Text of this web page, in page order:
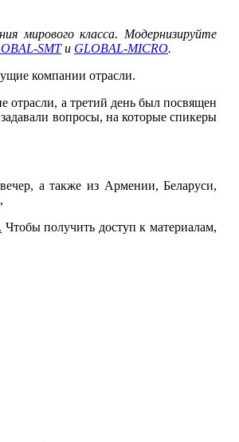
мирового класса. Модернизируйте
SMTи GLOBAL-MICRO.
компании отрасли.
отрасли, а третий день был посвящен
вопросы, на которые спикеры
а также из Армении, Беларуси,
Чтобы получить доступ к материалам,